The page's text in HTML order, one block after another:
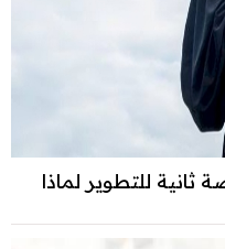
ثانية للتطوير لماذا